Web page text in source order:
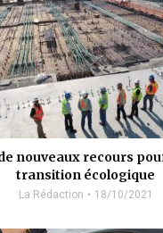
de nouveaux recours
transition écologique
La Rédaction 18/10/2021